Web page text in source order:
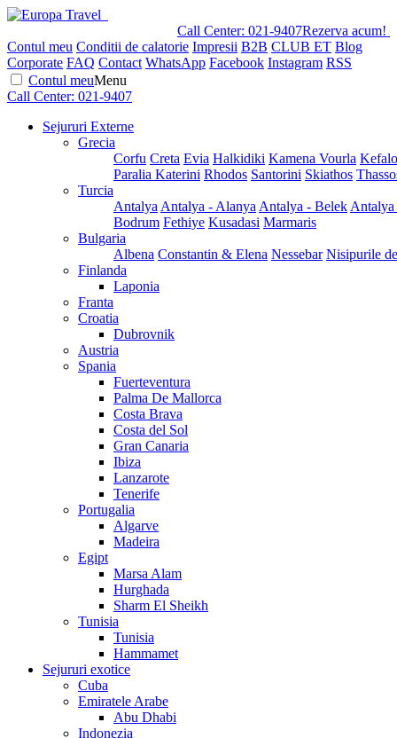
Call Center: 021-9407Rezerva acum!
Contul meu Conditii de calatorie Impresii B2B CLUB ET Blog
Corporate FAQ Contact WhatsApp Facebook Instagram RSS
Contul meuMenu
Call Center: 021-9407
Sejururi Externe
Grecia
Corfu Creta Evia Halkidiki Kamena Vourla
Paralia Katerini Rhodos Santorini Skiathos
Turcia
Antalya Antalya - Alanya Antalya - Belek
Bodrum Fethiye Kusadasi Marmaris
Bulgaria
Albena Constantin & Elena Nessebar Nisipurile
Finlanda
Laponia
Franta
Croatia
Dubrovnik
Austria
Spania
Fuerteventura
Palma De Mallorca
Costa Brava
Costa del Sol
Gran Canaria
Ibiza
Lanzarote
Tenerife
Portugalia
Algarve
Madeira
Egipt
Marsa Alam
Hurghada
Sharm El Sheikh
Tunisia
Tunisia
Hammamet
Sejururi exotice
Cuba
Emiratele Arabe
Abu Dhabi
Indonezia